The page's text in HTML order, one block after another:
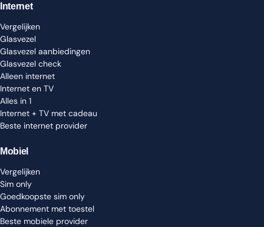
Internet
Vergelijken
Glasvezel
Glasvezel aanbiedingen
Glasvezel check
Alleen internet
Internet en TV
Alles in 1
Internet + TV met cadeau
Beste internet provider
Mobiel
Vergelijken
Sim only
Goedkoopste sim only
Abonnement met toestel
Beste mobiele provider